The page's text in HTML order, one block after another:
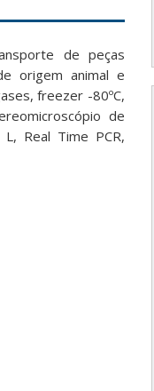
de peças
origem animal e
freezer -80ºC,
de
Real Time PCR,